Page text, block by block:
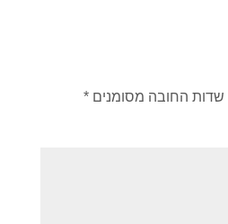
שדות החובה מסומנים *